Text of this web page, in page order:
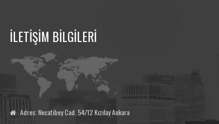
İLETİŞİM BİLGİLERİ
Adres: Necatibey Cad. 54/12 Kızılay Ankara